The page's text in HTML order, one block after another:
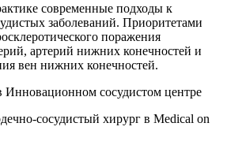
современные подходы к
заболеваний. Приоритетами
поражения
артерий нижних конечностей и
вен нижних конечностей.
Инновационном сосудистом центре
сосудистый хирург в Medical on